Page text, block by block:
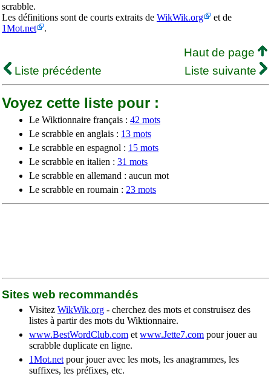
scrabble.
Les définitions sont de courts extraits de WikWik.org
et de
1Mot.net
.
Haut de page
Liste précédente
Liste suivante
Voyez cette liste pour :
Le Wiktionnaire français : 42 mots
Le scrabble en anglais : 13 mots
Le scrabble en espagnol : 15 mots
Le scrabble en italien : 31 mots
Le scrabble en allemand : aucun mot
Le scrabble en roumain : 23 mots
Sites web recommandés
Visitez WikWik.org - cherchez des mots et construisez des
listes à partir des mots du Wiktionnaire.
www.BestWordClub.com et www.Jette7.com pour jouer au
scrabble duplicate en ligne.
1Mot.net pour jouer avec les mots, les anagrammes, les
suffixes, les préfixes, etc.